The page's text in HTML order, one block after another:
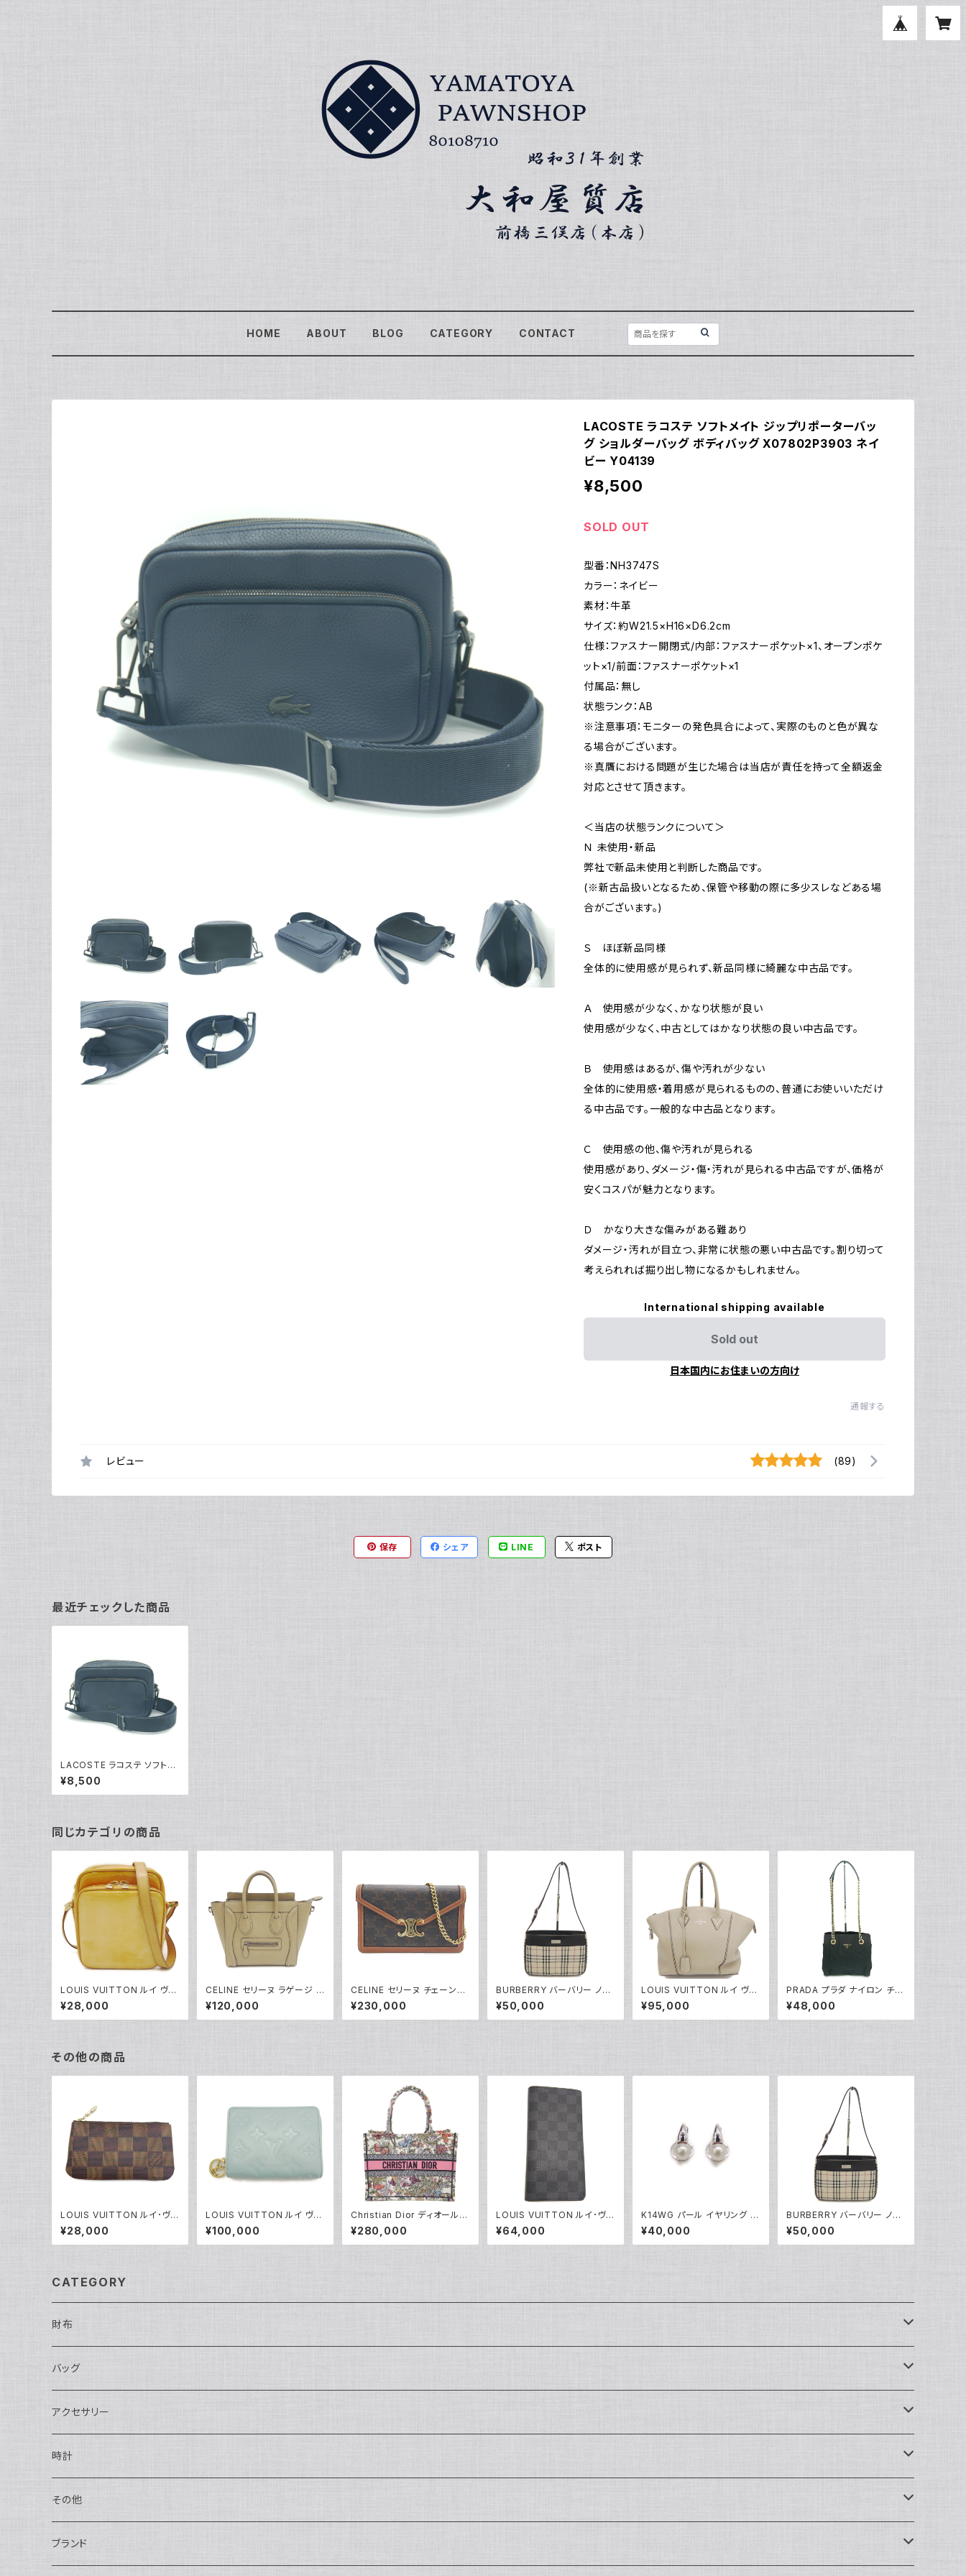
HOME ABOUT BLOG CATEGORY CONTACT
LACOSTE ラコステ ソフトメイト ジップリポーターバッ
グ ショルダーバッグ ボディバッグ X07802P3903 ネイ
ビー Y04139
¥8,500
SOLD OUT
型番：NH3747S
カラー：ネイビー
素材：牛革
サイズ：約W21.5×H16×D6.2cm
仕様：ファスナー開閉式/内部：ファスナーポケット×1、オープンポケ
ット×1/前面：ファスナーポケット×1
付属品：無し
状態ランク：AB
※注意事項：モニターの発色具合によって、実際のものと色が異な
る場合がございます。
※真贋における問題が生じた場合は当店が責任を持って全額返金
対応とさせて頂きます。
＜当店の状態ランクについて＞
Ｎ 未使用・新品
弊社で新品未使用と判断した商品です。
(※新古品扱いとなるため、保管や移動の際に多少スレなどある場
合がございます。)
Ｓ ほぼ新品同様
全体的に使用感が見られず、新品同様に綺麗な中古品です。
Ａ 使用感が少なく、かなり状態が良い
使用感が少なく、中古としてはかなり状態の良い中古品です。
Ｂ 使用感はあるが、傷や汚れが少ない
全体的に使用感・着用感が見られるものの、普通にお使いいただけ
る中古品です。一般的な中古品となります。
Ｃ 使用感の他、傷や汚れが見られる
使用感があり、ダメージ・傷・汚れが見られる中古品ですが、価格が
安くコスパが魅力となります。
Ｄ かなり大きな傷みがある難あり
ダメージ・汚れが目立つ、非常に状態の悪い中古品です。割り切って
考えられれば掘り出し物になるかもしれません。
International shipping available
Sold out
日本国内にお住まいの方向け
通報する
レビュー (89)
保存 シェア LINE ポスト
最近チェックした商品
LACOSTE ラコステ ソフトメ
イト ジップリポーターバッグ
ショルダーバッグ ボディバッグ
X07802P3903 ネイビー Y
¥8,500
同じカテゴリの商品
LOUIS VUITTON ルイ ヴィ
トン モノグラム・ヴェルニ ウー
スター ショルダーバッグ ロー
ズピンク M91037 Y05203
¥28,000
CELINE セリーヌ ラゲージ ナ
ノショッパー ハンドバッグ 2W
AY ショルダーバッグ レザー
ベージュ 189243 Y05219
¥120,000
CELINE セリーヌ チェーンウ
ォレット マーゴ トリオンフキャ
ンバス ショルダーバッグ 10L4
62DQB.04LU Y05229
¥230,000
BURBERRY バーバリー ノバ
チェック柄 ショルダーバッグ Y
05220
¥50,000
LOUIS VUITTON ルイ ヴィ
トン ロックイットPM パルナセ
ア ハンドバッグ 2WAY ショル
ダーバッグ M50030 Y0520
¥95,000
PRADA プラダ ナイロン チェ
ーンショルダートートバッグ 型
掛け ショルダーバッグ B4418
Y04337
¥48,000
その他の商品
LOUIS VUITTON ルイ･ヴィ
トン ポシェットクレ ダミエ エ
ベヌ コインケース N62658
Y04649
¥28,000
LOUIS VUITTON ルイ ヴィ
トン ポルトフォイユ ルー モノ
グラム クッサン ブルーグラシ
エ 2つ折り財布 M81709 Y0
¥100,000
Christian Dior ディオール
ブックトート バッグ ミディアム
ハンドバッグ メキシコミレフィ
オリ M1296ZEBJ Y05232
¥280,000
LOUIS VUITTON ルイ･ヴィ
トン 長財布 ダミエ グラフィッ
ト ポルトフォイユ・ブラザ N62
665 Y05199
¥64,000
K14WG パール イヤリング 1
4金 クリップ式 Y05249
¥40,000
BURBERRY バーバリー ノバ
チェック柄 ショルダーバッグ Y
05220
¥50,000
CATEGORY
財布
長財布
二つ折り
バッグ
ショルダーバッグ・ボディバッグ
ハンドバッグ・ポーチ
トートバッグ
バックパック・リュックサック
アクセサリー
ネックレス
指輪
ピアス・イヤリング
時計
アナログ・機械式
アナログ・クォーツ
その他
ペン・万年筆
ブランド